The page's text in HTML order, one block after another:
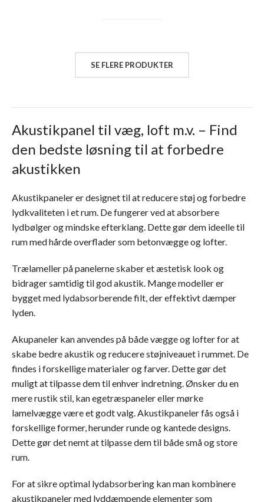
SE FLERE PRODUKTER
Akustikpanel til væg, loft m.v. – Find
den bedste løsning til at forbedre
akustikken
Akustikpaneler er designet til at reducere støj og forbedre
lydkvaliteten i et rum. De fungerer ved at absorbere
lydbølger og mindske efterklang. Dette gør dem ideelle til
rum med hårde overflader som betonvægge og lofter.
Trælameller på panelerne skaber et æstetisk look og
bidrager samtidig til god akustik. Mange modeller er
bygget med lydabsorberende filt, der effektivt dæmper
lyden.
Akupaneler kan anvendes på både vægge og lofter for at
skabe bedre akustik og reducere støjniveauet i rummet. De
findes i forskellige materialer og farver. Dette gør det
muligt at tilpasse dem til enhver indretning. Ønsker du en
mere rustik stil, kan egetræspaneler eller mørke
lamelvægge være et godt valg. Akustikpaneler fås også i
forskellige former, herunder runde og kantede designs.
Dette gør det nemt at tilpasse dem til både små og store
rum.
For at sikre optimal lydabsorbering kan man kombinere
akustikpaneler med lyddæmpende elementer som